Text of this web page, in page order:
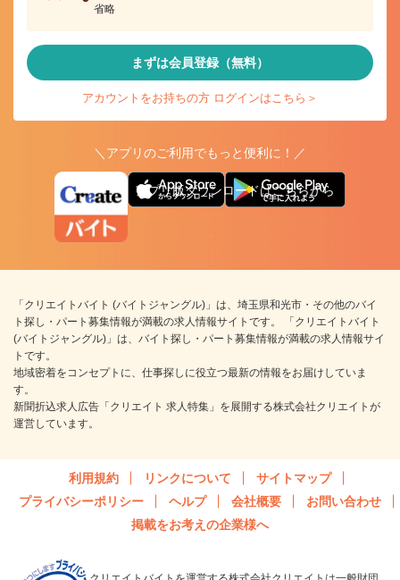
省略
まずは会員登録（無料）
アカウントをお持ちの方 ログインはこちら＞
＼アプリのご利用でもっと便利に！／
アプリ版ダウンロードはこちらから
「クリエイトバイト (バイトジャングル)」は、埼玉県和光市・その他のバイ
ト探し・パート募集情報が満載の求人情報サイトです。 「クリエイトバイト
(バイトジャングル)」は、バイト探し・パート募集情報が満載の求人情報サイ
トです。
地域密着をコンセプトに、仕事探しに役立つ最新の情報をお届けしていま
す。
新聞折込求人広告「クリエイト 求人特集」を展開する株式会社クリエイトが
運営しています。
利用規約 リンクについて
サイトマップ
プライバシーポリシー
ヘルプ 会社概要
お問い合わせ
掲載をお考えの企業様へ